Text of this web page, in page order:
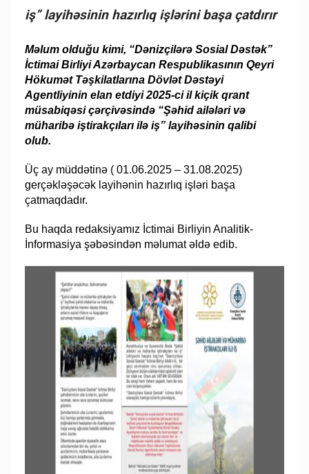
iş” layihəsinin hazırlıq işlərini başa çatdırır
Məlum olduğu kimi, “Dənizçilərə Sosial Dəstək”
İctimai Birliyi Azərbaycan Respublikasının Qeyri
Hökumət Təşkilatlarına Dövlət Dəstəyi
Agentliyinin elan etdiyi 2025-ci il kiçik qrant
müsabiqəsi çərçivəsində “Şəhid ailələri və
müharibə iştirakçıları ilə iş” layihəsinin qalibi
olub.
Üç ay müddətinə ( 01.06.2025 – 31.08.2025)
gerçəkləşəcək layihənin hazırlıq işləri başa
çatmaqdadır.
Bu haqda redaksiyamız İctimai Birliyin Analitik-
İnformasiya şəbəsindən məlumat əldə edib.